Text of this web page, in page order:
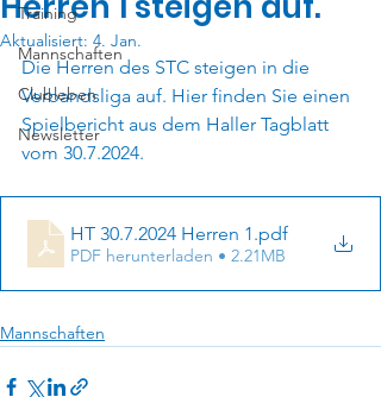
Training
Mannschaften
Clubleben
Newsletter
Aktualisiert: 4. Jan.
Die Herren des STC steigen in die
Verbandsliga auf. Hier finden Sie einen
Spielbericht aus dem Haller Tagblatt
vom 30.7.2024.
HT 30.7.2024 Herren 1.pdf
PDF herunterladen • 2.21MB
Mannschaften